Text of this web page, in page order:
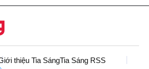
thiệu Tia SángTia Sáng RSS